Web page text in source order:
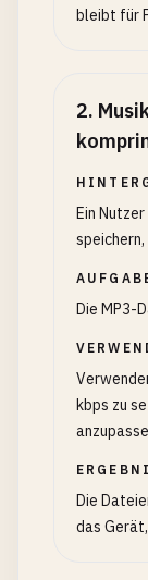
bleibt für
2.
Ein
Die MP3-
kbps zu
Die
das